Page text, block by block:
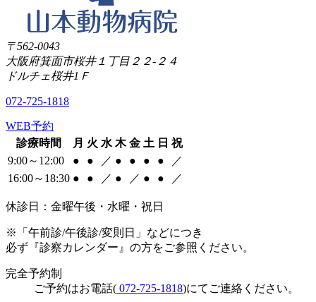
〒562-0043
大阪府箕面市桜井１丁目２２-２４
ドルチェ桜井1Ｆ
072-725-1818
WEB予約
診療時間
月 火 水 木 金 土 日 祝
9:00～12:00
● ● ／ ● ● ● ●
／
16:00～18:30 ● ● ／ ● ／ ● ● ／
休診日：金曜午後・水曜・祝日
※「午前診/午後診/変則日」などにつき
必ず『診察カレンダー』の方をご参照ください。
完全予約制
ご予約はお電話( 072-725-1818)にてご連絡ください。